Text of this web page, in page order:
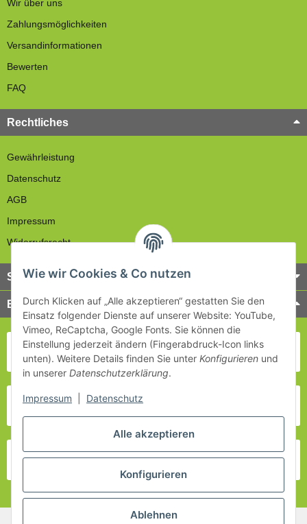
Wir über uns
Zahlungsmöglichkeiten
Versandinformationen
Bewerten
FAQ
Rechtliches
Gewährleistung
Datenschutz
AGB
Impressum
Widerrufsrecht
Service
Bezahlung & Versand
Alle akzeptieren
Konfigurieren
Ablehnen
Wie wir Cookies & Co nutzen
Durch Klicken auf „Alle akzeptieren“ gestatten Sie den
Einsatz folgender Dienste auf unserer Website: YouTube,
Vimeo, ReCaptcha, Google Fonts. Sie können die
Einstellung jederzeit ändern (Fingerabdruck-Icon links
unten). Weitere Details finden Sie unter Konfigurieren und
in unserer Datenschutzerklärung.
Impressum Datenschutz